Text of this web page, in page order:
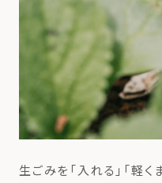
生ごみを「入れる」「軽く